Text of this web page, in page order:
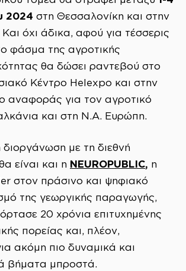
2024 στη Θεσσαλονίκη και στην
Και όχι άδικα, αφού για τέσσερις
φάσμα της αγροτικής
θα δώσει ραντεβού στο
Κέντρο Helexpo και στην
αναφοράς για τον αγροτικό
και στη Ν.Α. Ευρώπη.
με τη διεθνή
είναι και η NEUROPUBLIC, η
στον πράσινο και ψηφιακό
της γεωργικής παραγωγής,
20 χρόνια επιτυχημένης
πορείας και, πλέον,
ακόμη πιο δυναμικά και
βήματα μπροστά.